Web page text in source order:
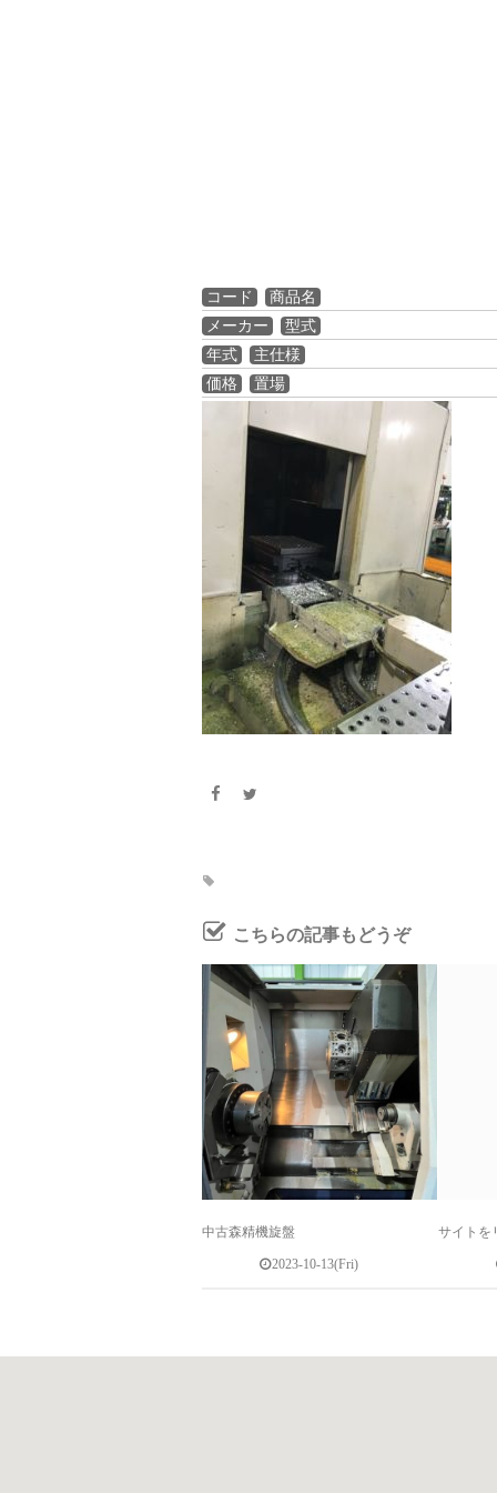
コード
商品名
メーカー
型式
年式
主仕様
価格
置場
こちらの記事もどうぞ
中古森精機旋盤
2023-10-13(Fri)
サイトを